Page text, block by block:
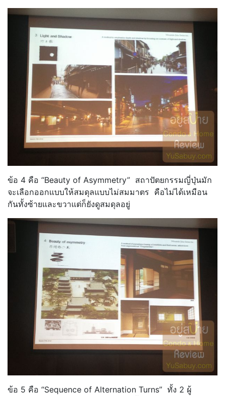
ข้อ 4 คือ “Beauty of Asymmetry” สถาปัตยกรรมญี่ปุ่นมัก
จะเลือกออกแบบให้สมดุลแบบไม่สมมาตร คือไม่ได้เหมือน
กันทั้งซ้ายและขวาแต่ก็ยังดูสมดุลอยู่
ข้อ 5 คือ “Sequence of Alternation Turns” ทั้ง 2 ผู้